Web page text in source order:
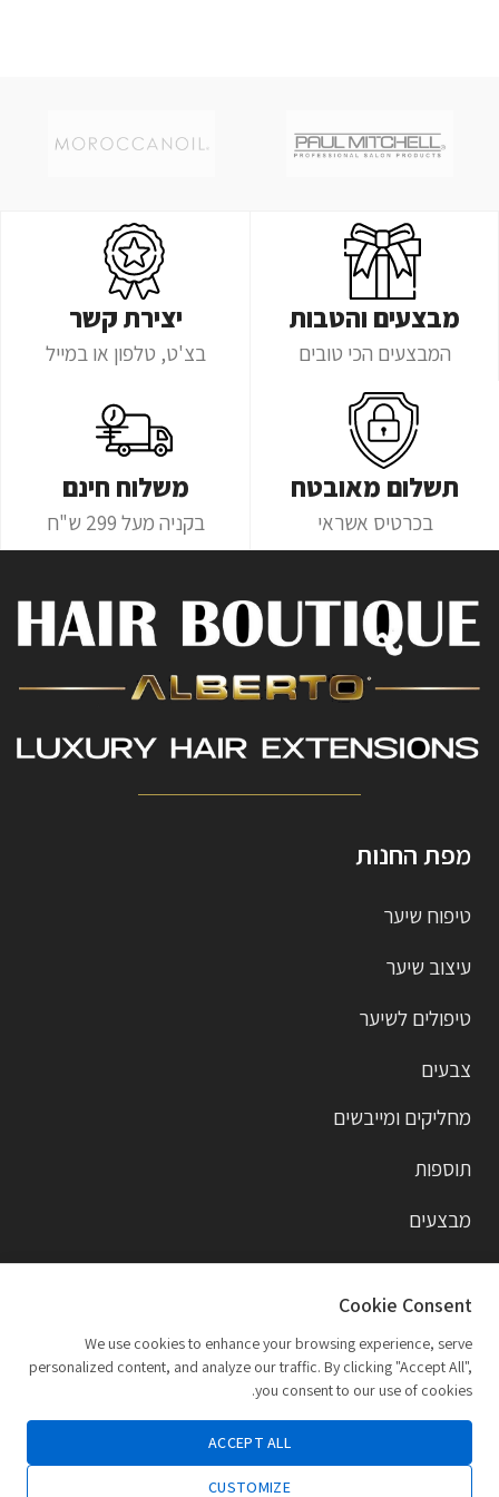
מבצעים והטבות
המבצעים הכי טובים
יצירת קשר
בצ'ט, טלפון או במייל
תשלום מאובטח
בכרטיס אשראי
משלוח חינם
בקניה מעל 299 ש"ח
מפת החנות
טיפוח שיער
עיצוב שיער
טיפולים לשיער
צבעים
מחליקים ומייבשים
תוספות
מבצעים
מותגים
דרכי יצירת קשר
alberto.shamailov@gmail.com
Cookie Consent
We use cookies to enhance your browsing experience, serve
personalized content, and analyze our traffic. By clicking "Accept All",
you consent to our use of cookies.
ACCEPT ALL
CUSTOMIZE